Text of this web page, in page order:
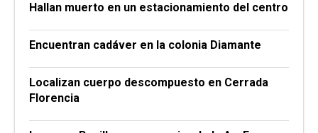
Hallan muerto en un estacionamiento del centro
Encuentran cadáver en la colonia Diamante
Localizan cuerpo descompuesto en Cerrada
Florencia